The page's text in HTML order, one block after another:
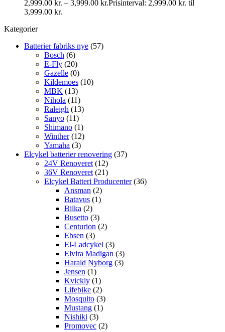
2,999.00 kr. – 3,999.00 kr.Prisinterval: 2,999.00 kr. til
3,999.00 kr.
Kategorier
Batterier fabriks nye (57)
Bosch (6)
E-Fly (20)
Gazelle (0)
Kildemoes (10)
MBK (13)
Nihola (11)
Raleigh (13)
Sanyo (11)
Shimano (1)
Winther (12)
Yamaha (3)
Elcykel batterier renovering (37)
24V Renoveret (12)
36V Renoveret (21)
Elcykel Batteri Producenter (36)
Ansman (2)
Batavus (1)
Bilka (2)
Busetto (3)
Centurion (2)
Ebsen (3)
El-Ladcykel (3)
Elvira Madigan (3)
Harald Nyborg (3)
Jensen (1)
Kvickly (1)
Lifebike (2)
Mosquito (3)
Mustang (1)
Nishiki (3)
Promovec (2)